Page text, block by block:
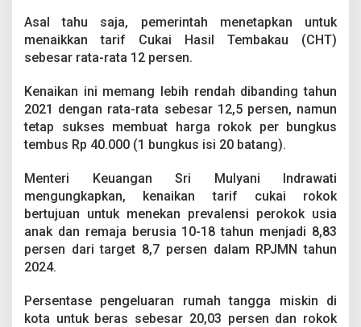
s
T
m
u
s
R
p
4
R
i
b
Asal tahu saja, pemerintah menetapkan untuk
menaikkan tarif Cukai Hasil Tembakau (CHT)
sebesar rata-rata 12 persen.
Kenaikan ini memang lebih rendah dibanding tahun
2021 dengan rata-rata sebesar 12,5 persen, namun
tetap sukses membuat harga rokok per bungkus
tembus Rp 40.000 (1 bungkus isi 20 batang).
Menteri Keuangan Sri Mulyani Indrawati
mengungkapkan, kenaikan tarif cukai rokok
bertujuan untuk menekan prevalensi perokok usia
anak dan remaja berusia 10-18 tahun menjadi 8,83
persen dari target 8,7 persen dalam RPJMN tahun
2024.
Persentase pengeluaran rumah tangga miskin di
kota untuk beras sebesar 20,03 persen dan rokok